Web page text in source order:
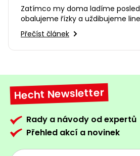
Zatímco my doma ladíme
obalujeme řízky a uždibujeme
zahradě panuje úplně jiný svět.…
Přečíst článek
Hecht Newsletter
Rady a návody od expertů
Přehled akcí a novinek